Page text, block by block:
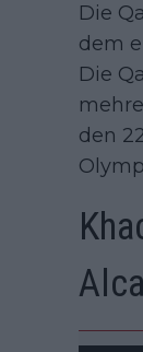
Die
dem
Die
den